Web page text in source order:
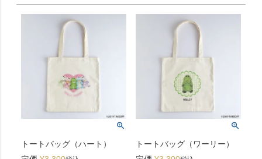
トートバッグ（ハート）
トートバッグ（ワーリー）